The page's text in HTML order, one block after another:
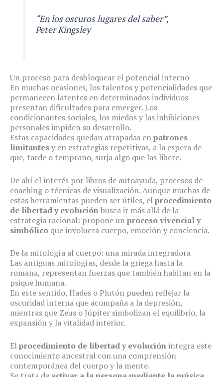
“En los oscuros lugares del saber”,
Peter Kingsley
Un proceso para desbloquear el potencial interno
En muchas ocasiones, los talentos y potencialidades que
permanecen latentes en determinados individuos
presentan dificultades para emerger. Los
condicionantes sociales, los miedos y las inhibiciones
personales impiden su desarrollo.
Estas capacidades quedan atrapadas enpatrones
limitantesy en estrategias repetitivas, a la espera de
que, tarde o temprano, surja algo que las libere.
De ahí el interés por libros de autoayuda, procesos de
coaching o técnicas de visualización. Aunque muchas de
estas herramientas pueden ser útiles, elprocedimiento
de libertad y evoluciónbusca ir más allá de la
estrategia racional: propone unproceso vivencial y
simbólico que involucra cuerpo, emoción y conciencia.
De la mitología al cuerpo: una mirada integradora
Las antiguas mitologías, desde la griega hasta la
romana, representan fuerzas que también habitan en la
psique humana.
En este sentido, Hades o Plutón pueden reflejar la
oscuridad interna que acompaña a la depresión,
mientras que Zeus o Júpiter simbolizan el equilibrio, la
expansión y la vitalidad interior.
Elprocedimiento de libertad y evoluciónintegra este
conocimiento ancestral con una comprensión
contemporánea del cuerpo y la mente.